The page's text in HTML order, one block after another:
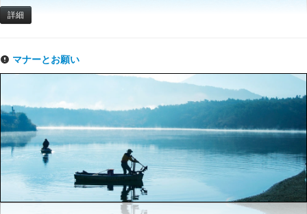
詳細
マナーとお願い